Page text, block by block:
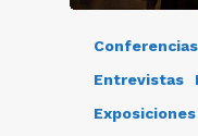
Conferencias
Entrevistas
Exposiciones